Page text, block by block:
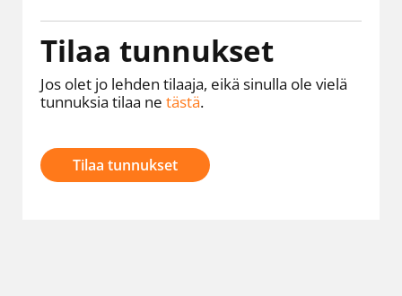
Tilaa tunnukset
Jos olet jo lehden tilaaja, eikä sinulla ole vielä
tunnuksia tilaa ne tästä.
Tilaa tunnukset